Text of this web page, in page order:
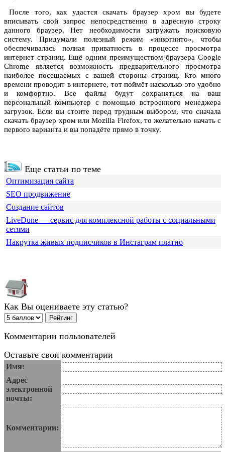
После того, как удастся скачать браузер хром вы будете
вписывать свой запрос непосредственно в адресную строку
данного браузер. Нет необходимости загружать поисковую
систему. Придумали полезный режим «инкогнито», чтобы
обеспечивалась полная приватность в процессе просмотра
интернет страниц. Ещё одним преимуществом браузера Google
Chrome является возможность предварительного просмотра
наиболее посещаемых с вашей стороны страниц. Кто много
времени проводит в интернете, тот поймёт насколько это удобно
и комфортно. Все файлы будут сохраняться на ваш
персональный компьютер с помощью встроенного менеджера
загрузок. Если вы стоите перед трудным выбором, что сначала
скачать браузер хром или Mozilla Firefox, то желательно начать с
первого варианта и вы попадёте прямо в точку.
Еще статьи по теме
Оптимизация сайта
SEO продвижение
Создание сайтов
LiveDune — сервис для комплексной работы с социальными
сетями
Накрутка живых подписчиков в Инстаграм платно
Как Вы оцениваете эту статью?
Комментарии пользователей
Оставьте свои комментарии
Имя:
Адрес
электронной
почты:
Комментарии: